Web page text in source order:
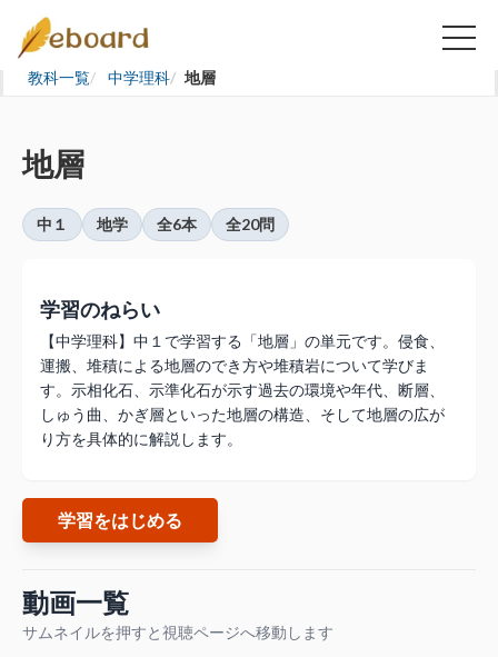
教科一覧 中学理科 地層
地層
中１ 地学 全6本 全20問
学習のねらい
【中学理科】中１で学習する「地層」の単元です。侵食、
運搬、堆積による地層のでき方や堆積岩について学びま
す。示相化石、示準化石が示す過去の環境や年代、断層、
しゅう曲、かぎ層といった地層の構造、そして地層の広が
り方を具体的に解説します。
学習をはじめる
動画一覧
サムネイルを押すと視聴ページへ移動します